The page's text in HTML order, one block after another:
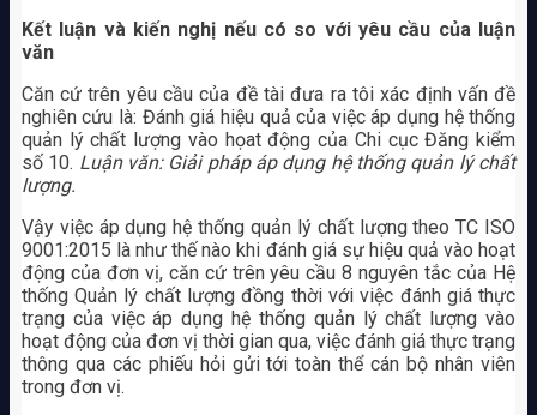
Kết luận và kiến nghị nếu có so với yêu cầu của luận
văn
Căn cứ trên yêu cầu của đề tài đưa ra tôi xác định vấn đề
nghiên cứu là: Đánh giá hiệu quả của việc áp dụng hệ thống
quản lý chất lượng vào họat động của Chi cục Đăng kiểm
số 10. Luận văn: Giải pháp áp dụng hệ thống quản lý chất
lượng.
Vậy việc áp dụng hệ thống quản lý chất lượng theo TC ISO
9001:2015 là như thế nào khi đánh giá sự hiệu quả vào hoạt
động của đơn vị, căn cứ trên yêu cầu 8 nguyên tắc của Hệ
thống Quản lý chất lượng đồng thời với việc đánh giá thực
trạng của việc áp dụng hệ thống quản lý chất lượng vào
hoạt động của đơn vị thời gian qua, việc đánh giá thực trạng
thông qua các phiếu hỏi gửi tới toàn thể cán bộ nhân viên
trong đơn vị.